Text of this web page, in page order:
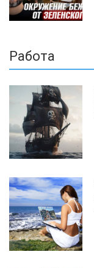
Работа